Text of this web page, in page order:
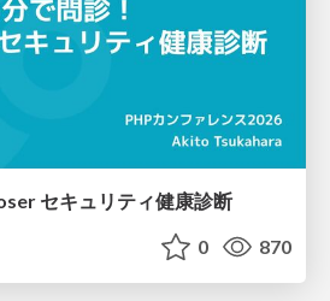
セキュリティ健康診断
0 870